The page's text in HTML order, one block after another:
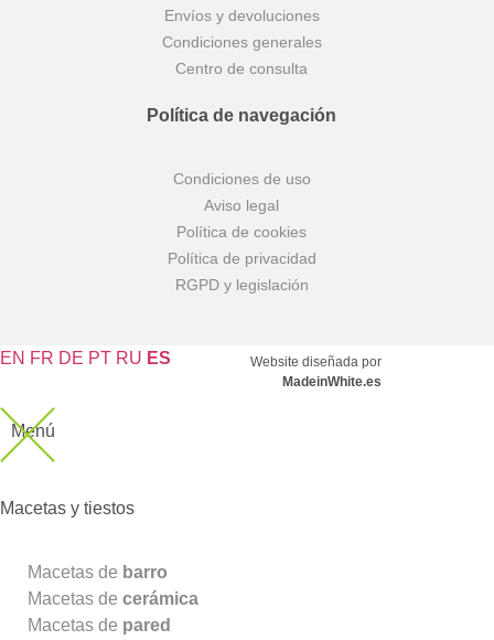
Envíos y devoluciones
Condiciones generales
Centro de consulta
Política de navegación
Condiciones de uso
Aviso legal
Política de cookies
Política de privacidad
RGPD y legislación
EN FR DE PT RU ES
Website diseñada por
MadeinWhite.es
Menú
Macetas y tiestos
Macetas de barro
Macetas de cerámica
Macetas de pared